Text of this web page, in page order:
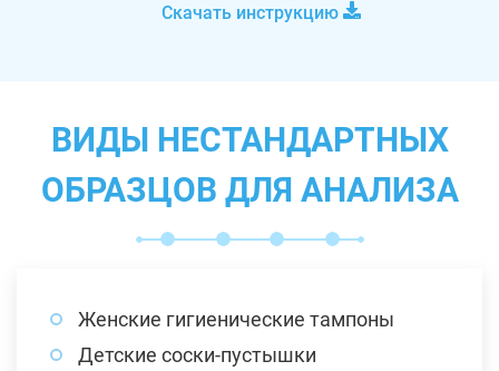
Скачать инструкцию
ВИДЫ НЕСТАНДАРТНЫХ
ОБРАЗЦОВ ДЛЯ АНАЛИЗА
Женские гигиенические тампоны
Детские соски-пустышки